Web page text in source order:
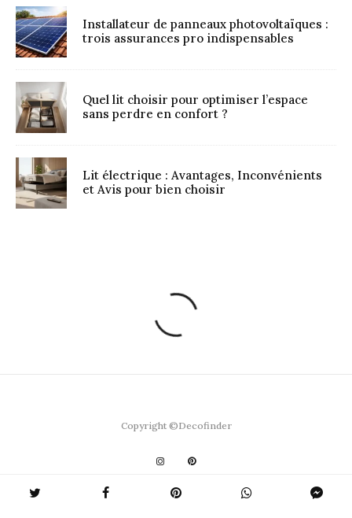
Installateur de panneaux photovoltaïques :
trois assurances pro indispensables
Quel lit choisir pour optimiser l’espace
sans perdre en confort ?
Lit électrique : Avantages, Inconvénients
et Avis pour bien choisir
Copyright ©Decofinder